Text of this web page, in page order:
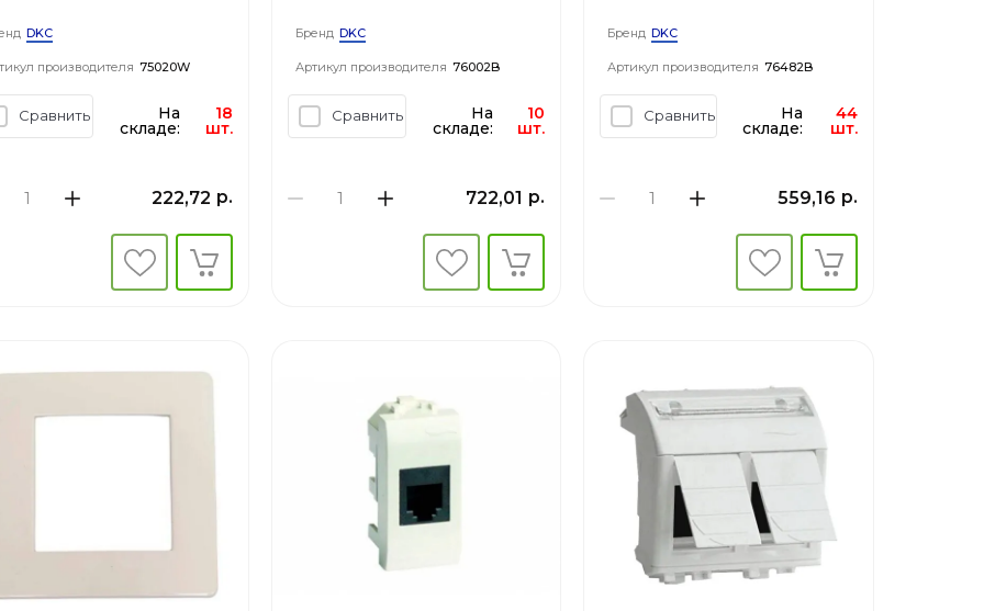
DKC
производителя 75020W
Сравнить На
складе:
18
шт.
222,72 р.
Бренд DKC
Артикул производителя 76002B
Сравнить На
складе:
10
шт.
722,01 р.
Бренд DKC
Артикул производителя 76482B
Сравнить На
складе:
44
шт.
559,16 р.